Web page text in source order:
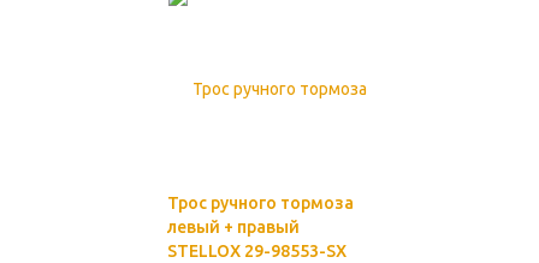
Трос ручного тормоза
левый + правый
STELLOX 29-98553-SX